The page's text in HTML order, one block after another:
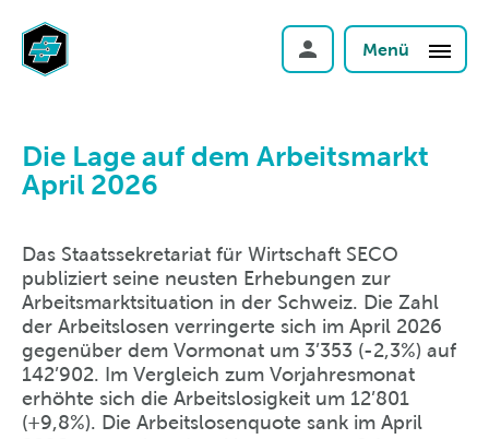
Menü
Die Lage auf dem Arbeitsmarkt
April 2026
Das Staatssekretariat für Wirtschaft SECO
publiziert seine neusten Erhebungen zur
Arbeitsmarktsituation in der Schweiz. Die Zahl
der Arbeitslosen verringerte sich im April 2026
gegenüber dem Vormonat um 3’353 (-2,3%) auf
142’902. Im Vergleich zum Vorjahresmonat
erhöhte sich die Arbeitslosigkeit um 12’801
(+9,8%). Die Arbeitslosenquote sank im April